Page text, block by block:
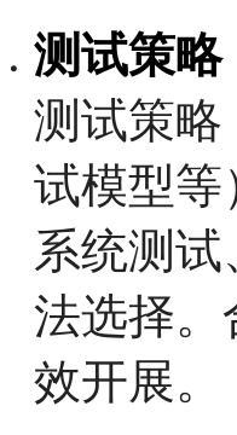
测试策略
测试策
试模型
系统测
法选择
效开展。